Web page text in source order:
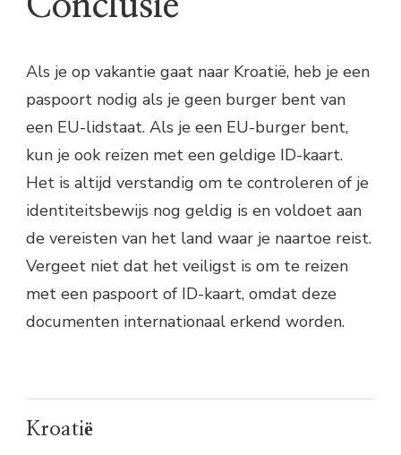
Als je op vakantie gaat naar Kroatië, heb je een
paspoort nodig als je geen burger bent van
een EU-lidstaat. Als je een EU-burger bent,
kun je ook reizen met een geldige ID-kaart.
Het is altijd verstandig om te controleren of je
identiteitsbewijs nog geldig is en voldoet aan
de vereisten van het land waar je naartoe reist.
Vergeet niet dat het veiligst is om te reizen
met een paspoort of ID-kaart, omdat deze
documenten internationaal erkend worden.
Kroatië